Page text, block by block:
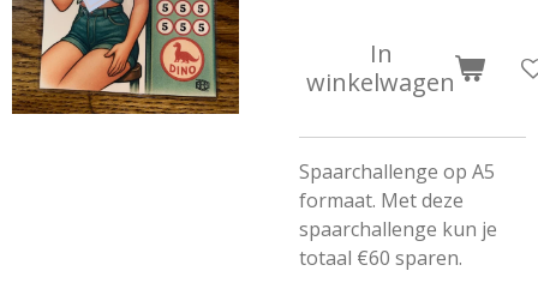
In
winkelwagen
Spaarchallenge op A5
formaat. Met deze
spaarchallenge kun je
totaal €60 sparen.